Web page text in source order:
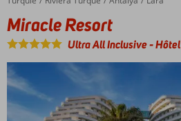
privé
Chambres
familiales
spacieuses
(6
avec 2
chambres
Miracle Resort
Ultra All Inclusive-Hôtel